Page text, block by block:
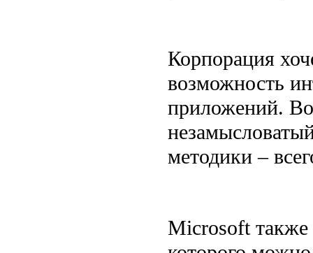
Корпорация
возможность
приложений.
методики –
Microsoft также